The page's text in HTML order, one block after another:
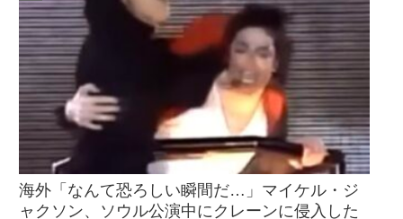
海外「なんて恐ろしい瞬間だ…」マイケル・ジ
ャクソン、ソウル公演中にクレーンに侵入した